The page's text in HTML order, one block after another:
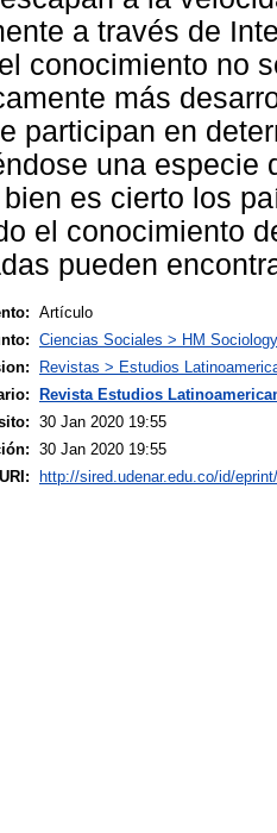
a través de
conocimiento no
más
participan en
una especie
es cierto los
el conocimiento
pueden
Artículo
Ciencias Sociales > HM Sociology
Revistas > Estudios
Revista Estudios
30 Jan 2020 19:55
30 Jan 2020 19:55
URI: http://sired.udenar.edu.co/id/